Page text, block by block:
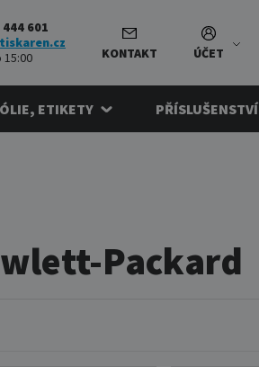
601
15:00
KONTAKT ÚČET
ETIKETY PŘÍSLUŠENSTVÍ
Packard